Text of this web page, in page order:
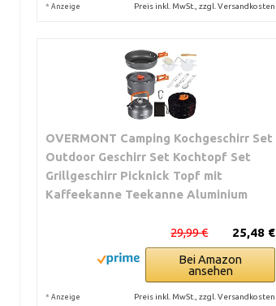
* Anzeige Preis inkl. MwSt., zzgl. Versandkosten
OVERMONT Camping Kochgeschirr Set
Outdoor Geschirr Set Kochtopf Set
Grillgeschirr Picknick Topf mit
Kaffeekanne Teekanne Aluminium
25,48 €
29,99 €
Bei Amazon
ansehen
* Anzeige Preis inkl. MwSt., zzgl. Versandkosten